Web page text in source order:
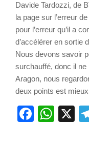
Davide Tardozzi, de
la page sur l’erreur
pour l’erreur qu’il a
d’accélérer en sortie
Nous devons savoir
surchauffé, donc il
Aragon, nous
deux points est
X